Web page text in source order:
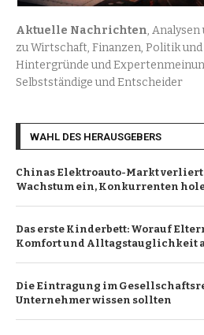
Aktuelle Nachrichten,
zu Wirtschaft, Finanzen, Politik
Hintergründe und
Selbstständige und Entscheider
WAHL DES HERAUSGEBERS
Chinas Elektroauto-Markt verliert
Wachstum ein, Konkurrenten
Das erste Kinderbett: Worauf
Komfort und Alltagstauglichkeit
Die Eintragung im
Unternehmer wissen sollten